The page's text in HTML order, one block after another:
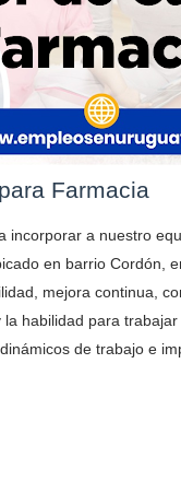
Farmacia
incorporar a nuestro
en barrio Cordón,
mejora continua,
habilidad para
de trabajo e